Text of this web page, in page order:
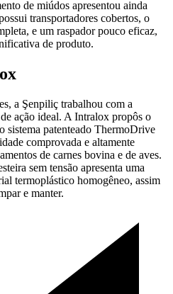
de miúdos apresentou ainda
transportadores cobertos, o
e um raspador pouco eficaz,
de produto.
a Şenpiliç trabalhou com a
ação ideal. A Intralox propôs o
sistema patenteado ThermoDrive
comprovada e altamente
de carnes bovina e de aves.
sem tensão apresenta uma
termoplástico homogêneo, assim
e manter.